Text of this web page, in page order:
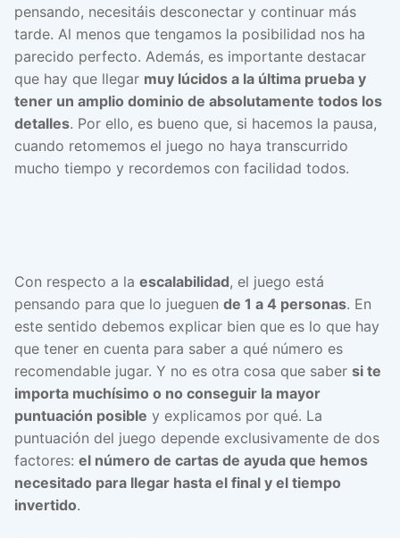
pensando, necesitáis desconectar y continuar más
tarde. Al menos que tengamos la posibilidad nos ha
parecido perfecto. Además, es importante destacar
que hay que llegar muy lúcidos a la última prueba y
tener un amplio dominio de absolutamente todos los
detalles. Por ello, es bueno que, si hacemos la pausa,
cuando retomemos el juego no haya transcurrido
mucho tiempo y recordemos con facilidad todos.
Con respecto a la escalabilidad, el juego está
pensando para que lo jueguen de 1 a 4 personas. En
este sentido debemos explicar bien que es lo que hay
que tener en cuenta para saber a qué número es
recomendable jugar. Y no es otra cosa que saber si te
importa muchísimo o no conseguir la mayor
puntuación posible y explicamos por qué. La
puntuación del juego depende exclusivamente de dos
factores: el número de cartas de ayuda que hemos
necesitado para llegar hasta el final y el tiempo
invertido.